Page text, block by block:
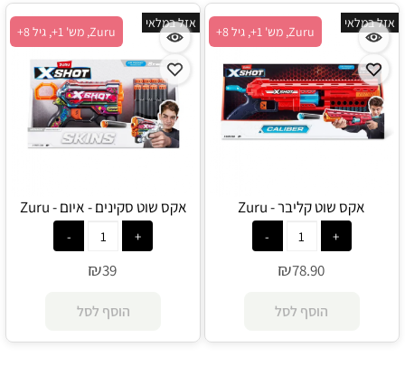
Zuru, מש' 1+, גיל 8+
אזל במלאי
אקס שוט קליבר - Zuru
₪78.90
הוסף לסל
Zuru, מש' 1+, גיל 8+
אזל במלאי
אקס שוט סקינים - איום - Zuru
₪39
הוסף לסל